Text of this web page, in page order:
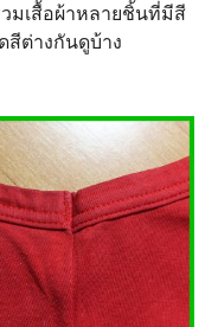
มเสื้อผ้าหลายชิ้นที่มีสี
สีต่างกันดูบ้าง